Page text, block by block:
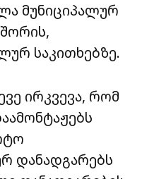
მუნიციპალურ
საკითხებზე.
ირკვევა, რომ
დანადგარებს